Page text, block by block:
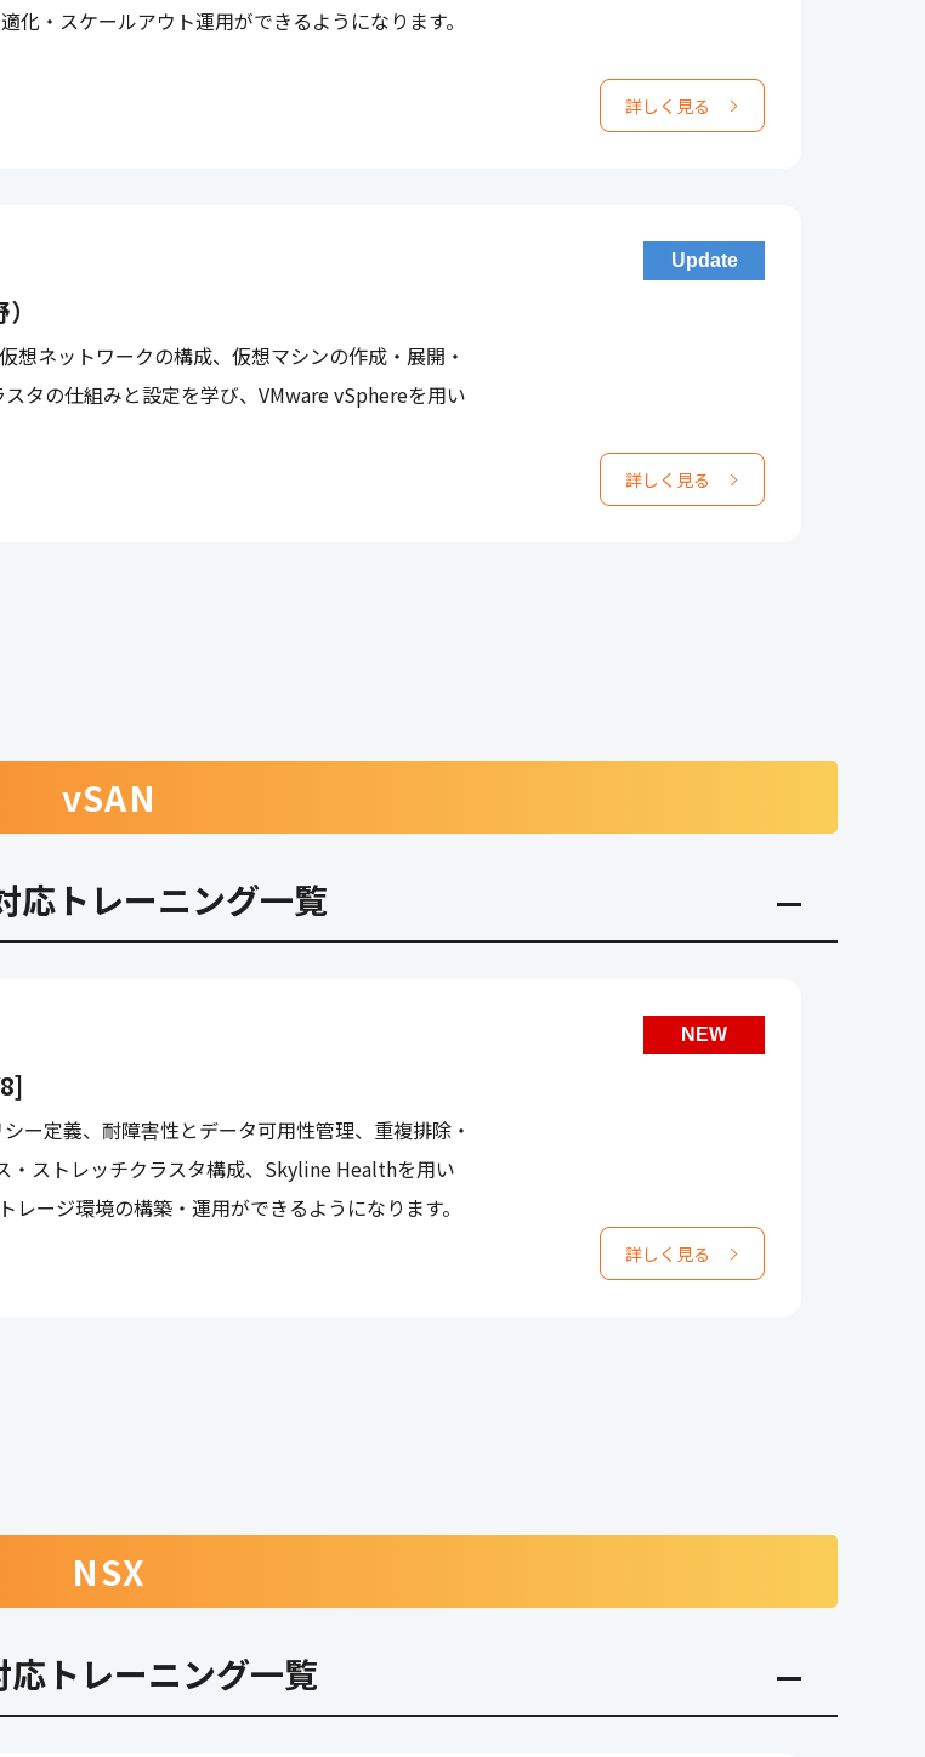
・スケールアウト運用ができるようになります。
詳しく見る
ネットワークの構成、仮想マシンの作成・展開・
タの仕組みと設定を学び、VMware vSphereを用い
Update
詳しく見る
vSAN
応トレーニング一覧
ー定義、耐障害性とデータ可用性管理、重複排除・
・ストレッチクラスタ構成、Skyline Healthを用い
ージ環境の構築・運用ができるようになります。
NEW
詳しく見る
NSX
応トレーニング一覧